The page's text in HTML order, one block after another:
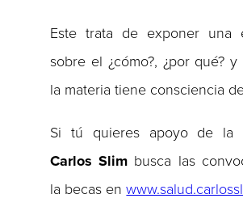
Este trata de exponer una
sobre el ¿cómo?, ¿por qué? y
la materia tiene consciencia
Si tú quieres apoyo de la
Carlos Slim busca las
la becas en